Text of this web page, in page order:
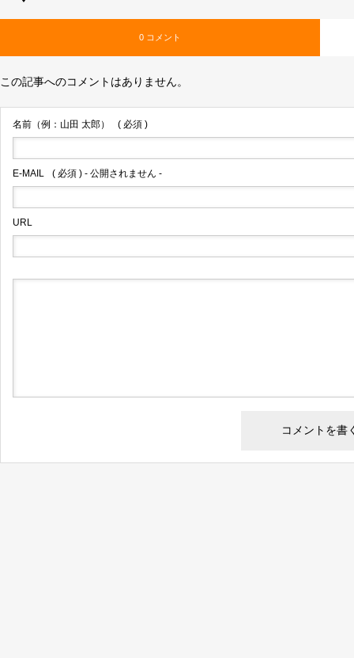
0 コメント
この記事へのコメントはありません。
名前（例：山田 太郎） ( 必須 )
E-MAIL ( 必須 ) - 公開されません -
URL